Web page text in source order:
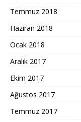
Temmuz 2018
Haziran 2018
Ocak 2018
Aralık 2017
Ekim 2017
Ağustos 2017
Temmuz 2017